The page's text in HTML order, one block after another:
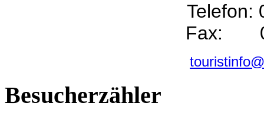
Telefon:
Fax:
Besucherzähler